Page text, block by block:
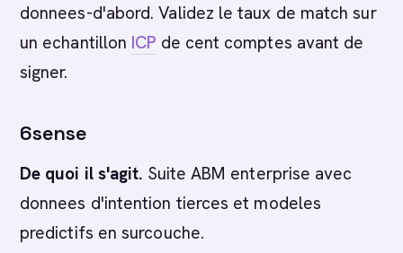
donnees-d'abord. Validez le taux de match sur
un echantillon ICP de cent comptes avant de
signer.
6sense
De quoi il s'agit. Suite ABM enterprise avec
donnees d'intention tierces et modeles
predictifs en surcouche.